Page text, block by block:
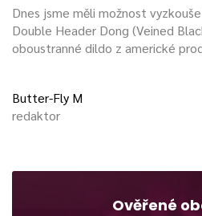
Dnes jsme měli možnost
Double Header Dong (Veined
oboustranné dildo z americké
Butter-Fly M
redaktor
Ověřené